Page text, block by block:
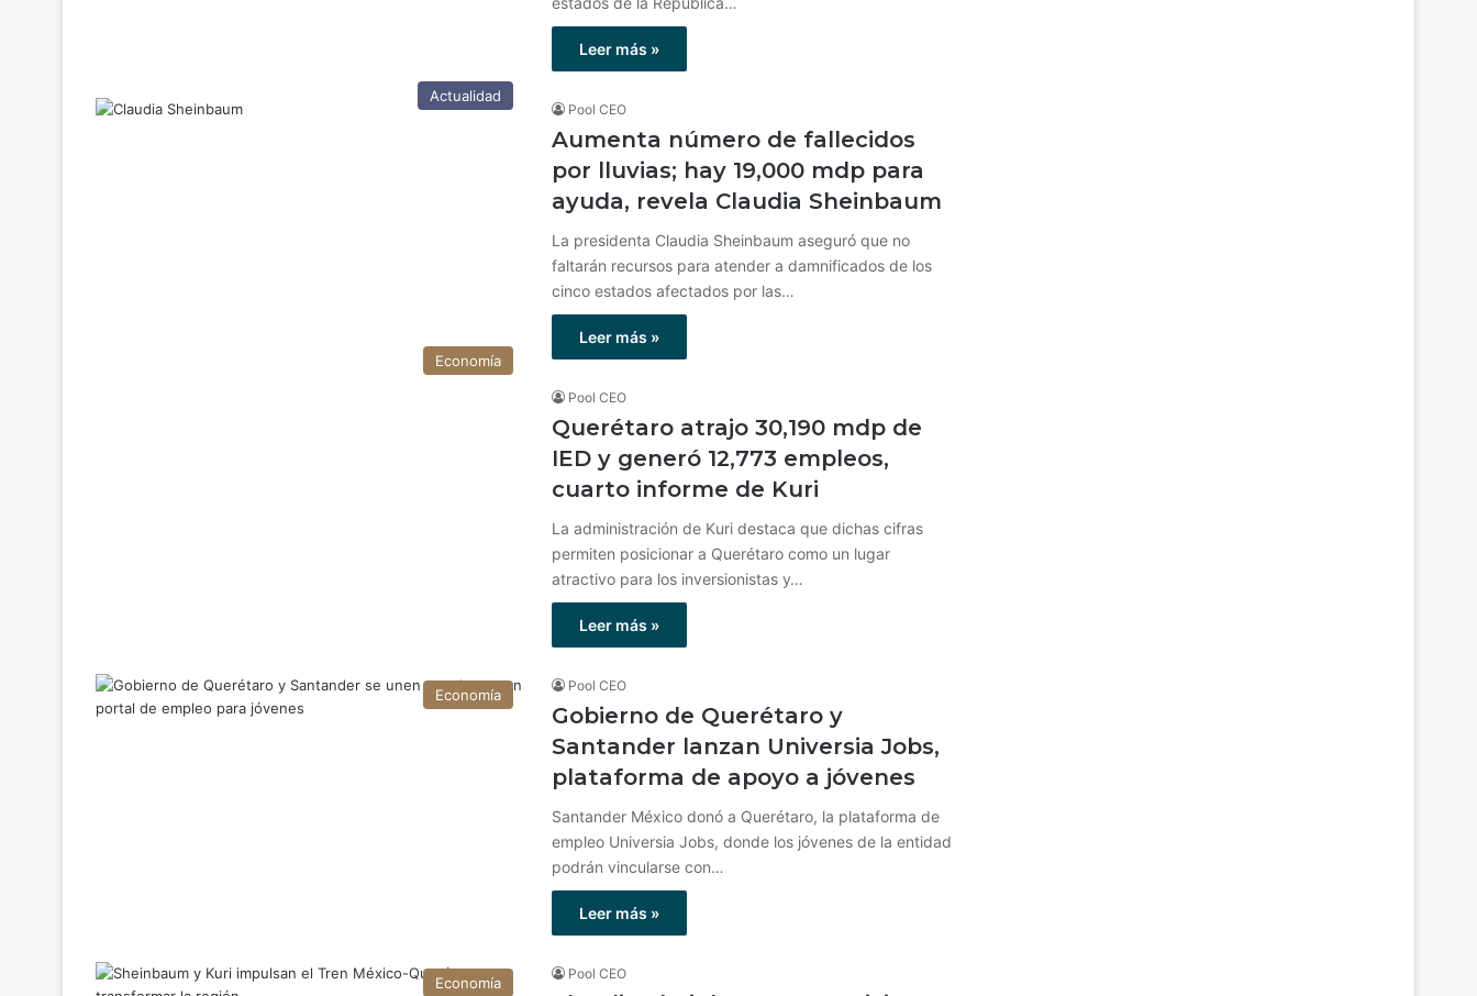
Leer más »
Actualidad
Pool CEO
Aumenta número de fallecidos
por lluvias; hay 19,000 mdp para
ayuda, revela Claudia Sheinbaum
La presidenta Claudia Sheinbaum aseguró que no
faltarán recursos para atender a damnificados de los
cinco estados afectados por las…
Leer más »
Economía
Pool CEO
Querétaro atrajo 30,190 mdp de
IED y generó 12,773 empleos,
cuarto informe de Kuri
La administración de Kuri destaca que dichas cifras
permiten posicionar a Querétaro como un lugar
atractivo para los inversionistas y…
Leer más »
Economía
Pool CEO
Gobierno de Querétaro y
Santander lanzan Universia Jobs,
plataforma de apoyo a jóvenes
Santander México donó a Querétaro, la plataforma de
empleo Universia Jobs, donde los jóvenes de la entidad
podrán vincularse con…
Leer más »
Economía
Pool CEO